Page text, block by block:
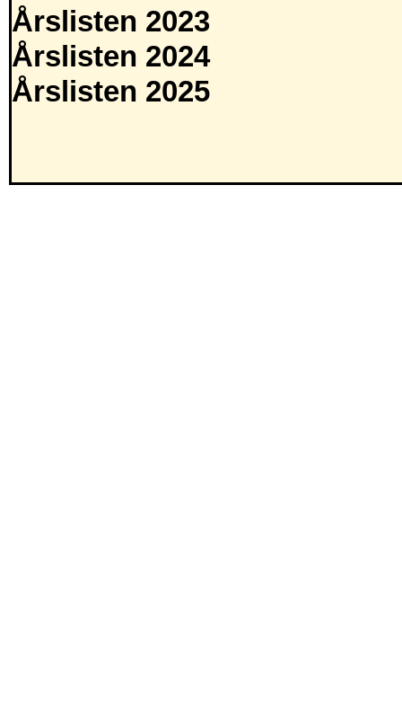
Årslisten 2023
Årslisten 2024
Årslisten 2025